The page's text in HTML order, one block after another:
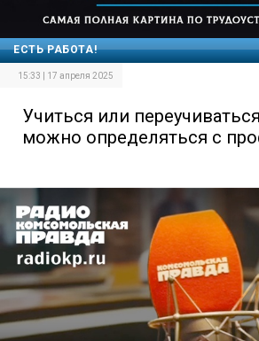
ЕСТЬ РАБОТА!
15:33 | 17 апреля 2025
Учиться или
можно определяться с